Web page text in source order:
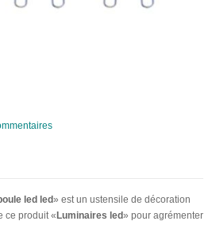
led led» est un ustensile de décoration
ce produit « Luminaires led» pour agrémenter